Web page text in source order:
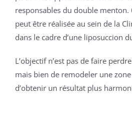
responsables du double menton.
peut être réalisée au sein de la
dans le cadre d’une liposuccion
L’objectif n’est pas de faire
mais bien de remodeler une
d’obtenir un résultat plus